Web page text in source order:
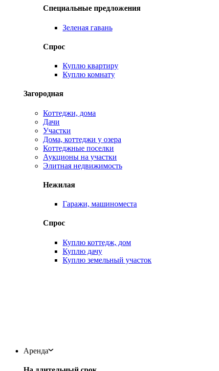
Специальные предложения
Зеленая гавань
Спрос
Куплю квартиру
Куплю комнату
Загородная
Коттеджи, дома
Дачи
Участки
Дома, коттеджи у озера
Коттеджные поселки
Аукционы на участки
Элитная недвижимость
Нежилая
Гаражи, машиноместа
Спрос
Куплю коттедж, дом
Куплю дачу
Куплю земельный участок
Аренда